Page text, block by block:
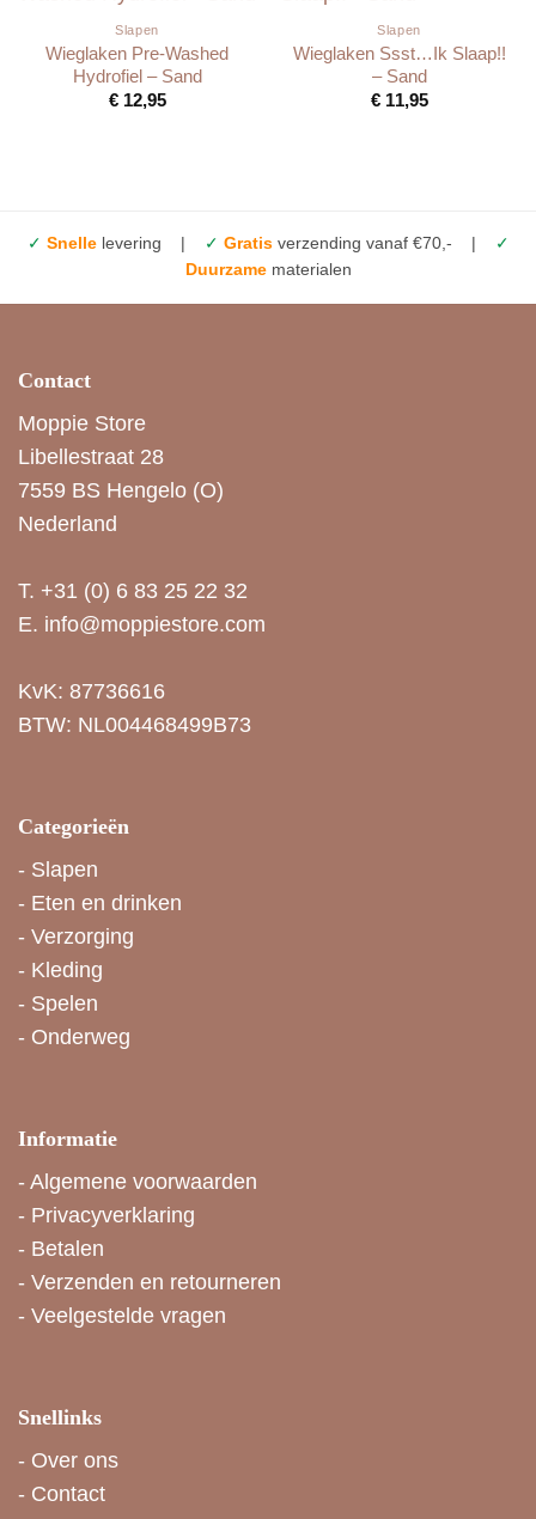
Slapen
Wieglaken Pre-Washed
Hydrofiel – Sand
€12,95
Slapen
Wieglaken Ssst…Ik Slaap!!
– Sand
€11,95
✓ Snellelevering | ✓ Gratisverzending vanaf €70,- |
✓
Duurzamematerialen
Contact
Moppie Store
Libellestraat 28
7559 BS Hengelo (O)
Nederland
T. +31 (0) 6 83 25 22 32
E. info@moppiestore.com
KvK: 87736616
BTW: NL004468499B73
Categorieën
- Slapen
- Eten en drinken
- Verzorging
- Kleding
- Spelen
- Onderweg
Informatie
- Algemene voorwaarden
- Privacyverklaring
- Betalen
- Verzenden en retourneren
- Veelgestelde vragen
Snellinks
- Over ons
- Contact